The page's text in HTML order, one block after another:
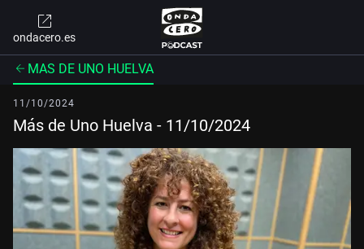
ondacero.es
MAS DE UNO HUELVA
11/10/2024
Más de Uno Huelva - 11/10/2024